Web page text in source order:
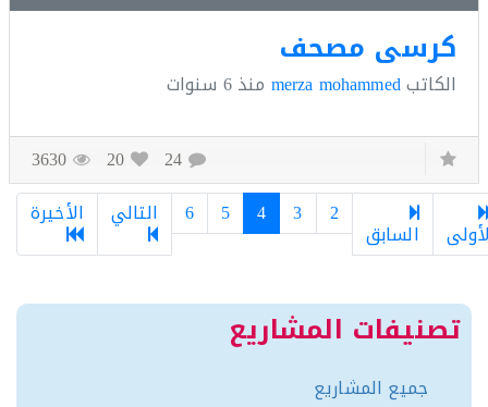
مصحف
merza mohammed منذ6 سنوات
20
3630
السابق
التالي الأخيرة
المشاريع
جميع المشاريع